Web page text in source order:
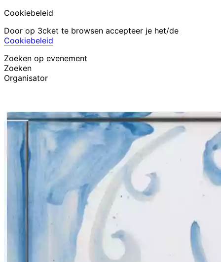
Cookiebeleid
Door op 3cket te browsen accepteer je het/de
Cookiebeleid
Zoeken op evenement
Zoeken
Organisator
Nederlands
Hulp voor deelnemerIk ben mijn ticket kwijt
LoginEvenement promoten